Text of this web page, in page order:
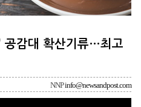
공감대 확산기류…최고
NNPinfo@newsandpost.com